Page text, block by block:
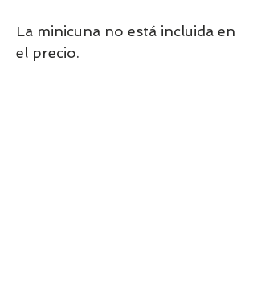
La minicuna no está incluida en
el precio.